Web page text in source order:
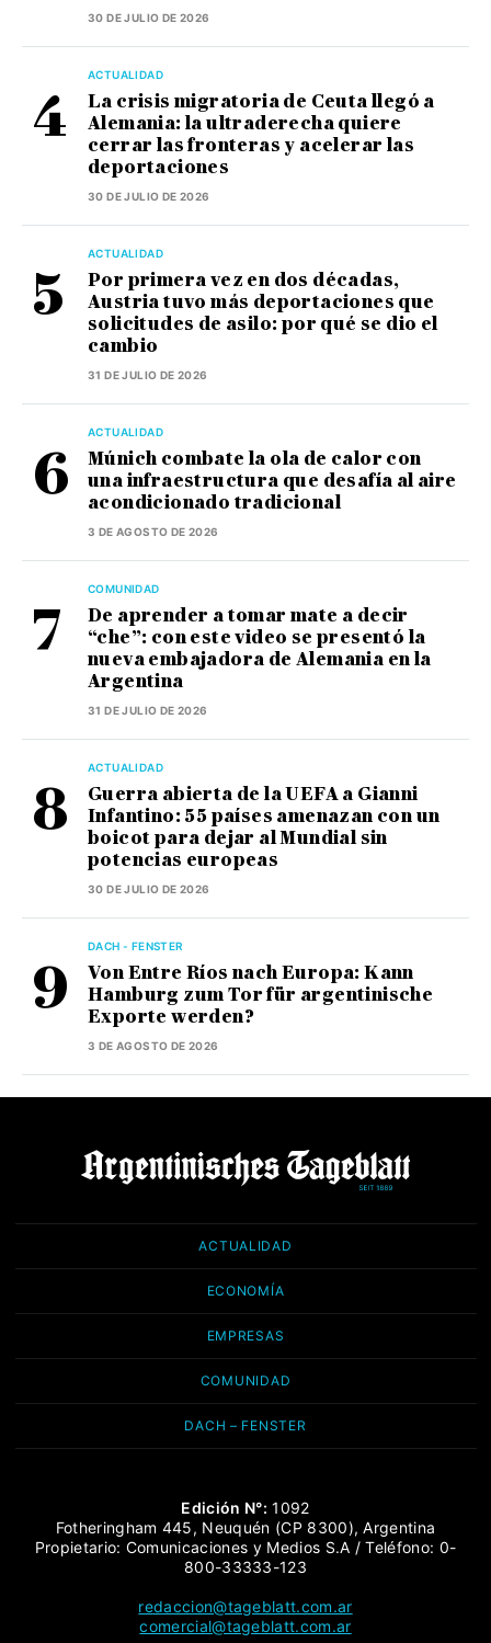
30 DE JULIO DE 2026
ACTUALIDAD
La crisis migratoria de Ceuta llegó a
Alemania: la ultraderecha quiere
cerrar las fronteras y acelerar las
deportaciones
30 DE JULIO DE 2026
ACTUALIDAD
Por primera vez en dos décadas,
Austria tuvo más deportaciones que
solicitudes de asilo: por qué se dio el
cambio
31 DE JULIO DE 2026
ACTUALIDAD
Múnich combate la ola de calor con
una infraestructura que desafía al aire
acondicionado tradicional
3 DE AGOSTO DE 2026
COMUNIDAD
De aprender a tomar mate a decir
“che”: con este video se presentó la
nueva embajadora de Alemania en la
Argentina
31 DE JULIO DE 2026
ACTUALIDAD
Guerra abierta de la UEFA a Gianni
Infantino: 55 países amenazan con un
boicot para dejar al Mundial sin
potencias europeas
30 DE JULIO DE 2026
DACH - FENSTER
Von Entre Ríos nach Europa: Kann
Hamburg zum Tor für argentinische
Exporte werden?
3 DE AGOSTO DE 2026
ACTUALIDAD
ECONOMÍA
EMPRESAS
COMUNIDAD
DACH – FENSTER
Edición N°: 1092
Fotheringham 445, Neuquén (CP 8300), Argentina
Propietario: Comunicaciones y Medios S.A / Teléfono: 0-
800-33333-123
redaccion@tageblatt.com.ar
comercial@tageblatt.com.ar